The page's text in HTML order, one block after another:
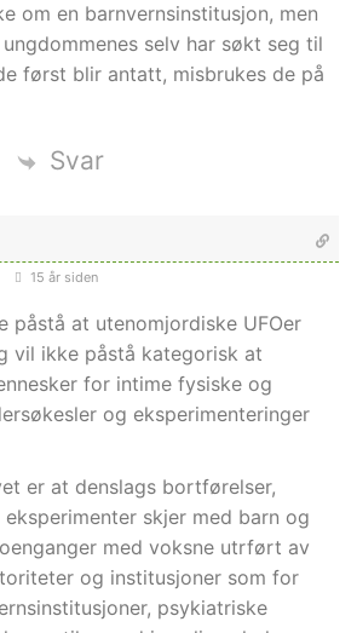
om en barnvernsinstitusjon, men
selv har søkt seg til
først blir antatt, misbrukes de på
Svar
15 år siden
påstå at utenomjordiske UFOer
vil ikke påstå kategorisk at
for intime fysiske og
og eksperimenteringer
er at denslags bortførelser,
skjer med barn og
med voksne utrført av
og institusjoner som for
psykiatriske